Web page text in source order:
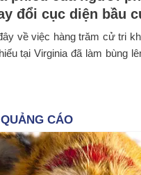
đổi cục diện bầu
về việc hàng trăm cử tri
tại Virginia đã làm bùng